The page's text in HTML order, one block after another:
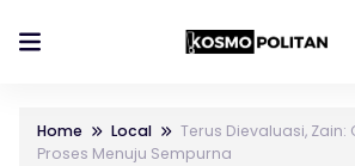
Home Local
Terus Dievaluasi, Zain:
Proses Menuju Sempurna